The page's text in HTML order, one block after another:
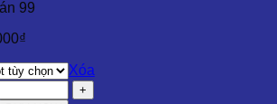
99
₫
từ
900,000₫
Xóa